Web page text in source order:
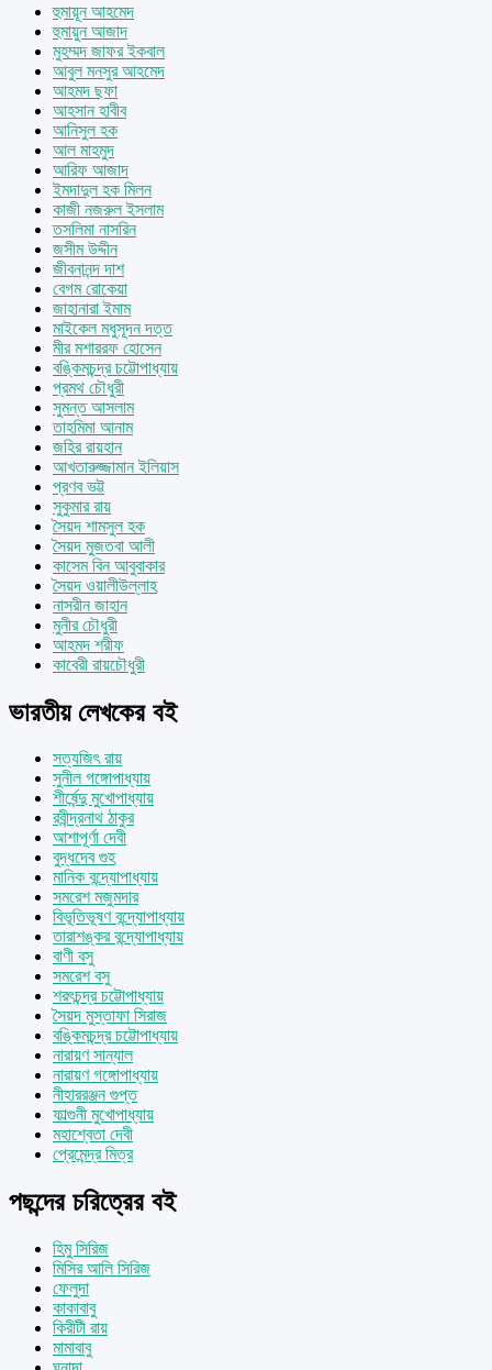
হুমায়ূন আহমেদ
হুমায়ুন আজাদ
মুহম্মদ জাফর ইকবাল
আবুল মনসুর আহমেদ
আহমদ ছফা
আহসান হাবীব
আনিসুল হক
আল মাহমুদ
আরিফ আজাদ
ইমদাদুল হক মিলন
কাজী নজরুল ইসলাম
তসলিমা নাসরিন
জসীম উদ্দীন
জীবনানন্দ দাশ
বেগম রোকেয়া
জাহানারা ইমাম
মাইকেল মধুসূদন দত্ত
মীর মশাররফ হোসেন
বঙ্কিমচন্দ্র চট্টোপাধ্যায়
প্রমথ চৌধুরী
সুমন্ত আসলাম
তাহমিমা আনাম
জহির রায়হান
আখতারুজ্জামান ইলিয়াস
প্রণব ভট্ট
সুকুমার রায়
সৈয়দ শামসুল হক
সৈয়দ মুজতবা আলী
কাসেম বিন আবুবাকার
সৈয়দ ওয়ালীউল্লাহ
নাসরীন জাহান
মুনীর চৌধুরী
আহমদ শরীফ
কাবেরী রায়চৌধুরী
ভারতীয় লেখকের বই
সত্যজিৎ রায়
সুনীল গঙ্গোপাধ্যায়
শীর্ষেন্দু মুখোপাধ্যায়
রবীন্দ্রনাথ ঠাকুর
আশাপূর্ণা দেবী
বুদ্ধদেব গুহ
মানিক বন্দ্যোপাধ্যায়
সমরেশ মজুমদার
বিভূতিভূষণ বন্দ্যোপাধ্যায়
তারাশঙ্কর বন্দ্যোপাধ্যায়
বাণী বসু
সমরেশ বসু
শরৎচন্দ্র চট্টোপাধ্যায়
সৈয়দ মুস্তাফা সিরাজ
বঙ্কিমচন্দ্র চট্টোপাধ্যায়
নারায়ণ সান্যাল
নারায়ণ গঙ্গোপাধ্যায়
নীহাররঞ্জন গুপ্ত
ফাল্গুনী মুখোপাধ্যায়
মহাশ্বেতা দেবী
প্রেমেন্দ্র মিত্র
পছন্দের চরিত্রের বই
হিমু সিরিজ
মিসির আলি সিরিজ
ফেলুদা
কাকাবাবু
কিরীটী রায়
মামাবাবু